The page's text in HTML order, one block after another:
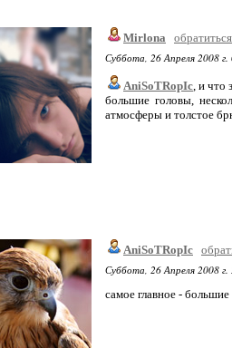
Mirlona
Суббота, 26 Апреля 2008
AniSoTRopIc, и что
большие головы,
атмосферы и толстое
AniSoTRopIc
Суббота, 26 Апреля 2008
самое главное -